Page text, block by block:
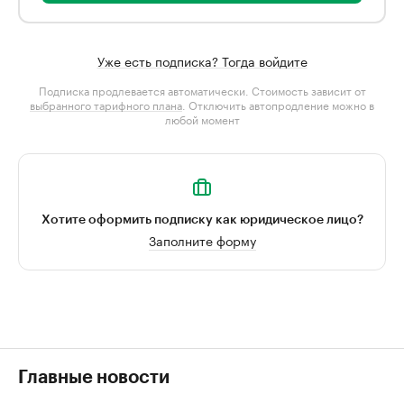
Уже есть подписка? Тогда войдите
Подписка продлевается автоматически. Стоимость зависит от
выбранного тарифного плана . Отключить автопродление можно в
любой момент
Хотите оформить подписку как юридическое лицо?
Заполните форму
Главные новости